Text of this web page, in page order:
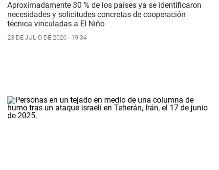
Aproximadamente 30 % de los países ya se identificaron
necesidades y solicitudes concretas de cooperación
técnica vinculadas a El Niño
23 DE JULIO DE 2026 - 19:34